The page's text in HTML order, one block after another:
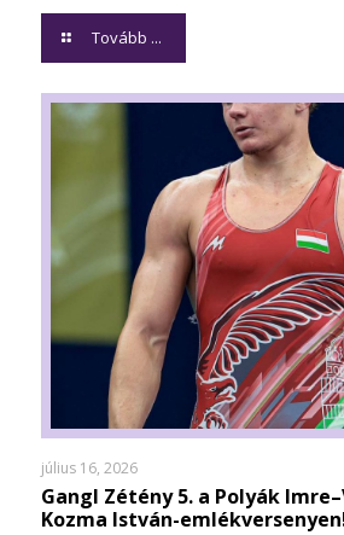
Tovább ...
július 16, 2026
Gangl Zétény 5. a Polyák
Kozma István-